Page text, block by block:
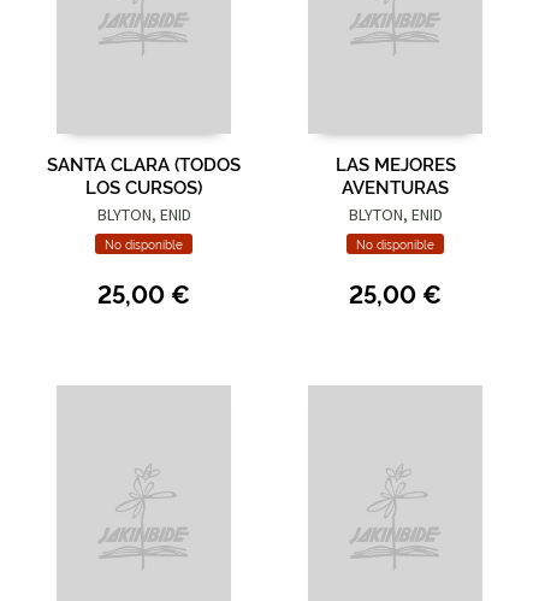
SANTA CLARA (TODOS
LOS CURSOS)
BLYTON, ENID
No disponible
25,00 €
LAS MEJORES
AVENTURAS
BLYTON, ENID
No disponible
25,00 €